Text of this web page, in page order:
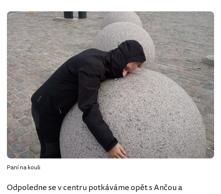
Paní na kouli
Odpoledne se v centru potkáváme opět s Ančou a